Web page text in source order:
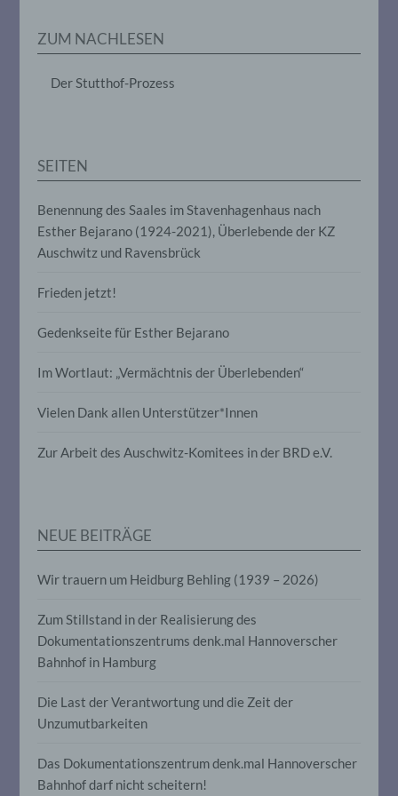
ZUM NACHLESEN
Der Stutthof-Prozess
SEITEN
Benennung des Saales im Stavenhagenhaus nach
Esther Bejarano (1924-2021), Überlebende der KZ
Auschwitz und Ravensbrück
Frieden jetzt!
Gedenkseite für Esther Bejarano
Im Wortlaut: „Vermächtnis der Überlebenden“
Vielen Dank allen Unterstützer*Innen
Zur Arbeit des Auschwitz-Komitees in der BRD e.V.
NEUE BEITRÄGE
Wir trauern um Heidburg Behling (1939 – 2026)
Zum Stillstand in der Realisierung des
Dokumentationszentrums denk.mal Hannoverscher
Bahnhof in Hamburg
Die Last der Verantwortung und die Zeit der
Unzumutbarkeiten
Das Dokumentationszentrum denk.mal Hannoverscher
Bahnhof darf nicht scheitern!
Anpassung oder Veränderung, das
Auslesen, das Abfragen, die Verwendung,
Verbreitung oder eine andere Form der
Einschränkung der Verarbeitung ist die
Markierung gespeicherter
e) Profiling
Profiling ist jede Art der automatisierten
die darin besteht, dass diese
werden, um bestimmte persönliche
Aspekte, die sich auf eine natürliche
Gesundheit, persönlicher Vorlieben,
Interessen, Zuverlässigkeit, Verhalten,
natürlichen Person zu analysieren oder
vorherzusagen.
f) Pseudonymisierung
personenbezogener Daten in einer Weise,
auf welche die personenbezogenen Daten
spezifischen betroffenen Person
zugeordnet werden können, sofern diese